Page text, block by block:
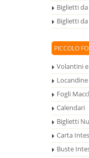
Biglietti
Biglietti
PICCOLO
Volantini
Locandine
Fogli
Calendari
Biglietti
Carta
Buste